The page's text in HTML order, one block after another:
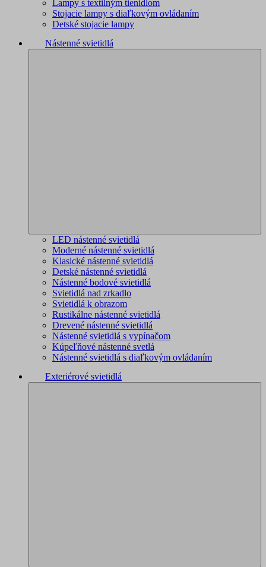
Lampy s textilným tienidlom
Stojacie lampy s diaľkovým ovládaním
Detské stojacie lampy
Nástenné svietidlá
LED nástenné svietidlá
Moderné nástenné svietidlá
Klasické nástenné svietidlá
Detské nástenné svietidlá
Nástenné bodové svietidlá
Svietidlá nad zrkadlo
Svietidlá k obrazom
Rustikálne nástenné svietidlá
Drevené nástenné svietidlá
Nástenné svietidlá s vypínačom
Kúpeľňové nástenné svetlá
Nástenné svietidlá s diaľkovým ovládaním
Exteriérové svietidlá